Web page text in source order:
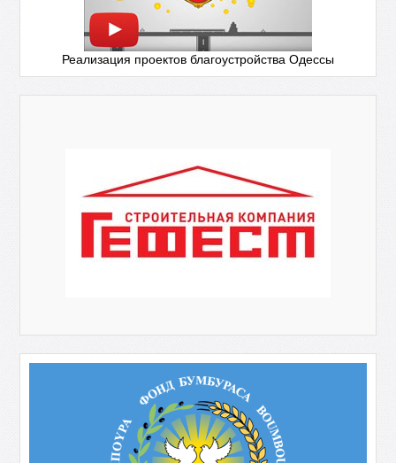
Реализация проектов благоустройства Одессы